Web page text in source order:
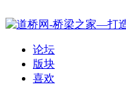
论坛
版块
喜欢